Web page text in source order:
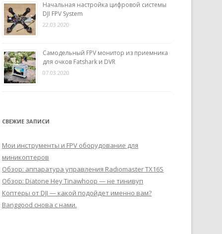
Начальная настройка цифровой системы
DJI FPV System
22.03.2020
Самодельный FPV монитор из приемника
для очков Fatshark и DVR
07.03.2020
СВЕЖИЕ ЗАПИСИ
Мои инструменты и FPV оборудование для
миникоптеров
Обзор: аппаратура управления Radiomaster TX16S
Обзор: Diatone Hey Tinawhoop — не тинивуп
Коптеры от DJI — какой подойдет именно вам?
Banggood снова с нами.